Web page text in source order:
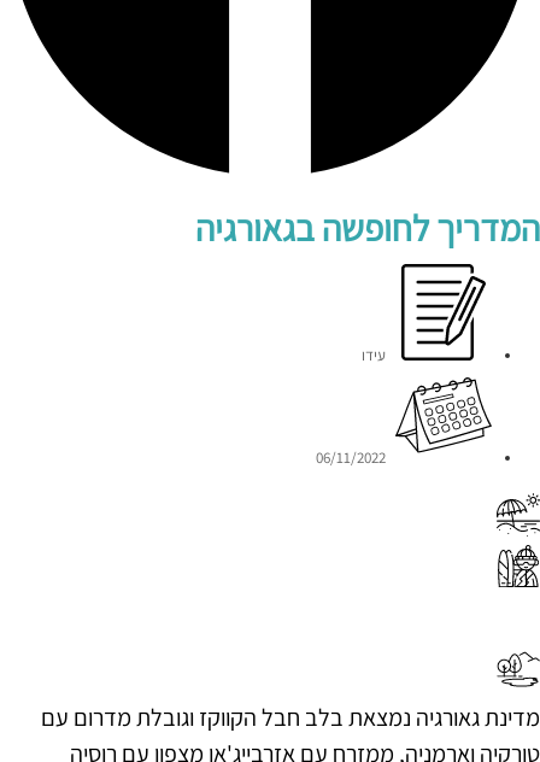
המדריך לחופשה בגאורגיה
עידו
06/11/2022
מדינת גאורגיה נמצאת בלב חבל הקווקז וגובלת מדרום עם
טורקיה וארמניה, ממזרח עם אזרבייג'אן מצפון עם רוסיה